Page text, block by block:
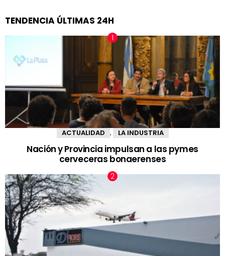
TENDENCIA ÚLTIMAS 24H
ACTUALIDAD LA INDUSTRIA
Nación y Provincia impulsan a las pymes
cerveceras bonaerenses